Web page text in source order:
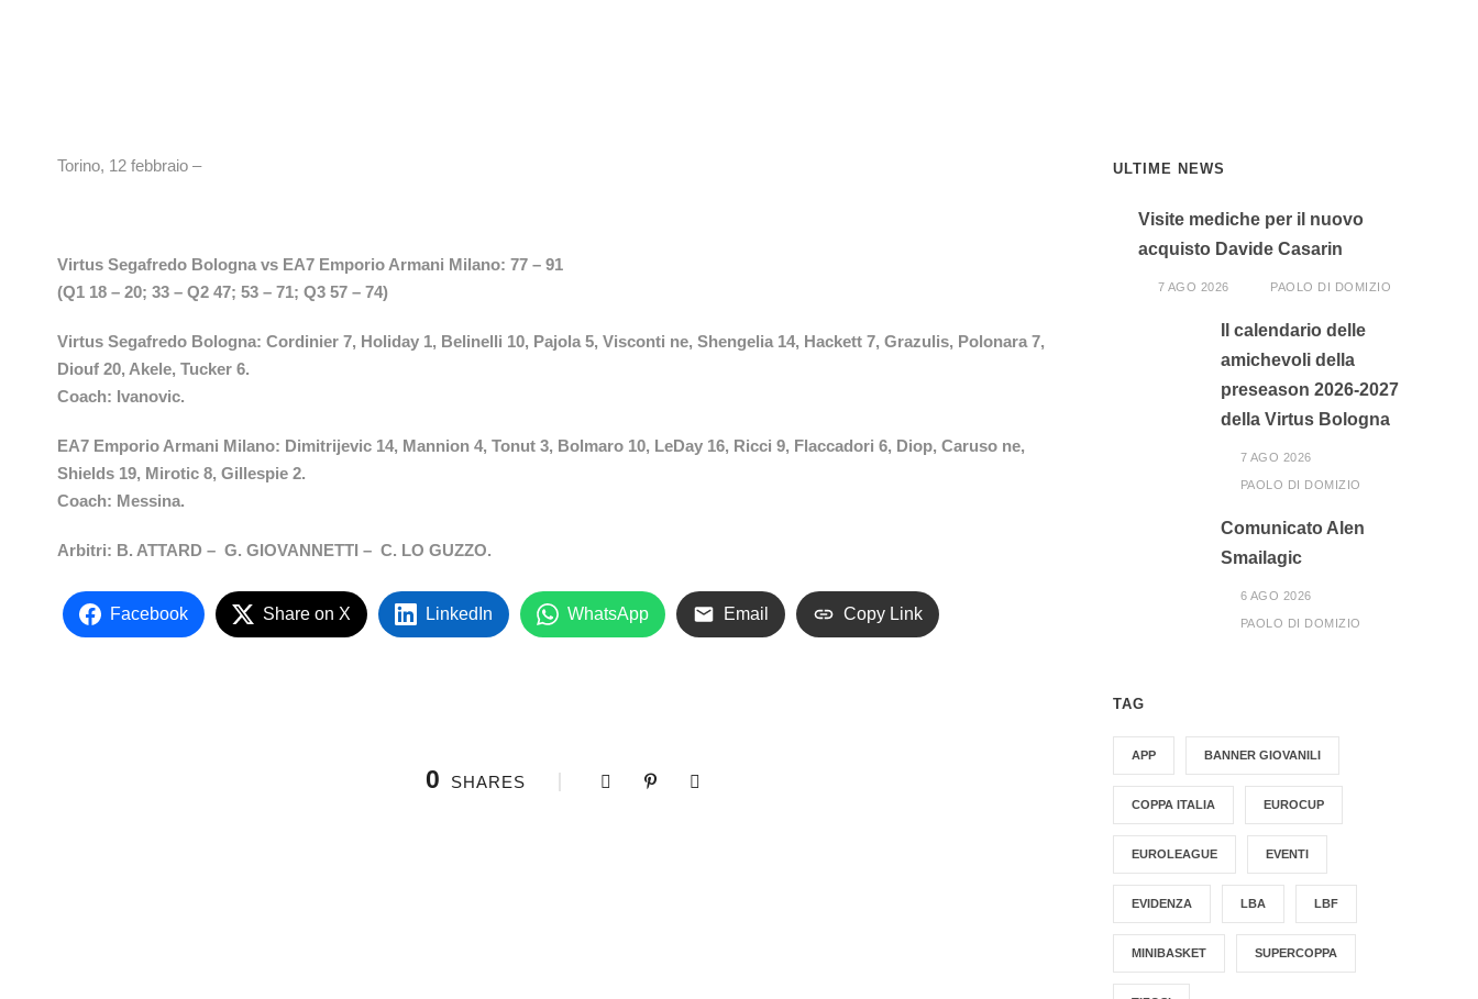
Torino, 12 febbraio –
Virtus Segafredo Bologna vs EA7 Emporio Armani Milano: 77 – 91
(Q1 18 – 20; 33 – Q2 47; 53 – 71; Q3 57 – 74)
Virtus Segafredo Bologna: Cordinier 7, Holiday 1, Belinelli 10, Pajola 5, Visconti ne, Shengelia 14, Hackett 7, Grazulis, Polonara 7,
Diouf 20, Akele, Tucker 6.
Coach: Ivanovic.
EA7 Emporio Armani Milano: Dimitrijevic 14, Mannion 4, Tonut 3, Bolmaro 10, LeDay 16, Ricci 9, Flaccadori 6, Diop, Caruso ne,
Shields 19, Mirotic 8, Gillespie 2.
Coach: Messina.
Arbitri: B. ATTARD – G. GIOVANNETTI – C. LO GUZZO.
Facebook Share on X LinkedIn WhatsApp Email Copy Link
0 SHARES
ULTIME NEWS
Visite mediche per il nuovo
acquisto Davide Casarin
7 AGO 2026 PAOLO DI DOMIZIO
Il calendario delle
amichevoli della
preseason 2026-2027
della Virtus Bologna
7 AGO 2026
PAOLO DI DOMIZIO
Comunicato Alen
Smailagic
6 AGO 2026
PAOLO DI DOMIZIO
TAG
APP BANNER GIOVANILI
COPPA ITALIA EUROCUP
EUROLEAGUE EVENTI
EVIDENZA LBA LBF
MINIBASKET SUPERCOPPA